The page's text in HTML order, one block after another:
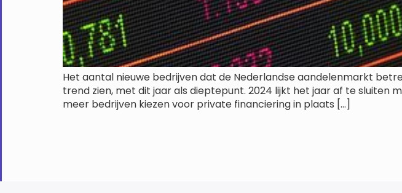
Het aantal nieuwe bedrijven dat de Nederlandse aandelenmarkt
trend zien, met dit jaar als dieptepunt. 2024 lijkt het jaar af te sluiten
meer bedrijven kiezen voor private financiering in plaats […]